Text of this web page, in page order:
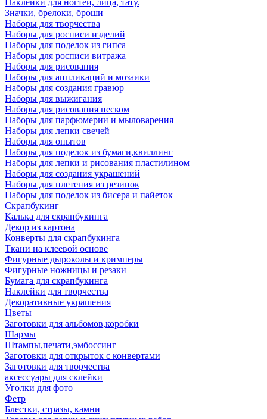
Наклейки для ногтей, лица, тату.
Значки, брелоки, броши
Наборы для творчества
Наборы для росписи изделий
Наборы для поделок из гипса
Наборы для росписи витража
Наборы для рисования
Наборы для аппликаций и мозаики
Наборы для создания гравюр
Наборы для выжигания
Наборы для рисования песком
Наборы для парфюмерии и мыловарения
Наборы для лепки свечей
Наборы для опытов
Наборы для поделок из бумаги,квиллинг
Наборы для лепки и рисования пластилином
Наборы для создания украшений
Наборы для плетения из резинок
Наборы для поделок из бисера и пайеток
Скрапбукинг
Калька для скрапбукинга
Декор из картона
Конверты для скрапбукинга
Ткани на клеевой основе
Фигурные дыроколы и кримперы
Фигурные ножницы и резаки
Бумага для скрапбукинга
Наклейки для творчества
Декоративные украшения
Цветы
Заготовки для альбомов,коробки
Шармы
Штампы,печати,эмбоссинг
Заготовки для открыток с конвертами
Заготовки для творчества
аксессуары для склейки
Уголки для фото
Фетр
Блестки, стразы, камни